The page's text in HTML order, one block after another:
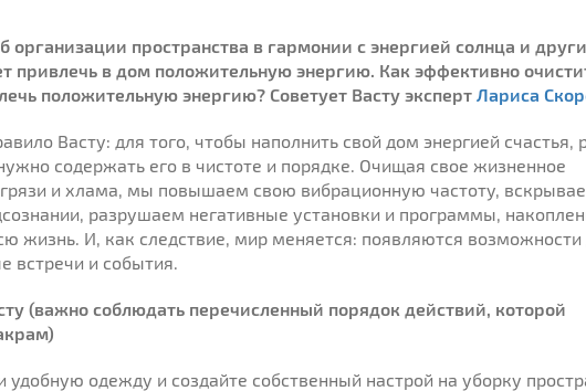
организации пространства в гармонии с энергией солнца и
привлечь в дом положительную энергию. Как эффективно
положительную энергию? Советует Васту эксперт Лариса
Васту: для того, чтобы наполнить свой дом энергией счастья,
содержать его в чистоте и порядке. Очищая свое жизненное
грязи и хлама, мы повышаем свою вибрационную частоту,
разрушаем негативные установки и программы,
жизнь. И, как следствие, мир меняется: появляются возможности
встречи и события.
(важно соблюдать перечисленный порядок действий, которой
удобную одежду и создайте собственный настрой на уборку